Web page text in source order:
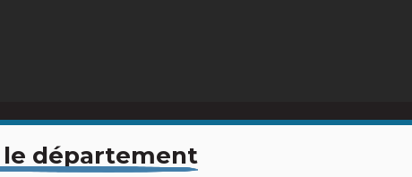
département